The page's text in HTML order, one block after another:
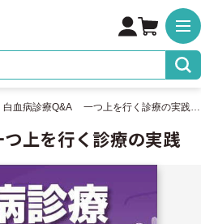
上を行く診療の実践